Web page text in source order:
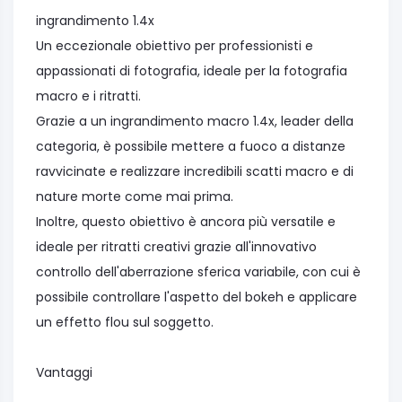
ingrandimento 1.4x
Un eccezionale obiettivo per professionisti e
appassionati di fotografia, ideale per la fotografia
macro e i ritratti.
Grazie a un ingrandimento macro 1.4x, leader della
categoria, è possibile mettere a fuoco a distanze
ravvicinate e realizzare incredibili scatti macro e di
nature morte come mai prima.
Inoltre, questo obiettivo è ancora più versatile e
ideale per ritratti creativi grazie all'innovativo
controllo dell'aberrazione sferica variabile, con cui è
possibile controllare l'aspetto del bokeh e applicare
un effetto flou sul soggetto.
Vantaggi